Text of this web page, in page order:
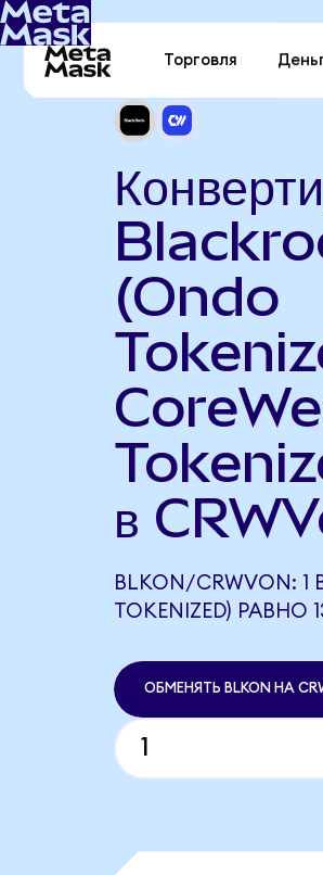
Торговля
(Ondo
в
BLKON/CRWVON: 1
TOKENIZED) РАВНО
ОБМЕНЯТЬ BLKON НА